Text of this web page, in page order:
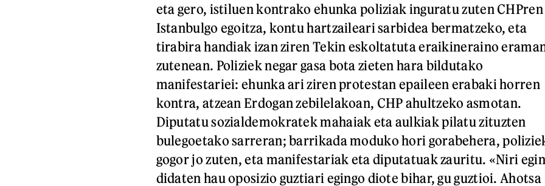
eta gero, istiluen kontrako ehunka poliziak inguratu zuten CHPren
Istanbulgo egoitza, kontu hartzaileari sarbidea bermatzeko, eta
tirabira handiak izan ziren Tekin eskoltatuta eraikineraino
zutenean. Poliziek negar gasa bota zieten hara bildutako
manifestariei: ehunka ari ziren protestan epaileen erabaki horren
kontra, atzean Erdogan zebilelakoan, CHP ahultzeko asmotan.
Diputatu sozialdemokratek mahaiak eta aulkiak pilatu zituzten
bulegoetako sarreran; barrikada moduko hori gorabehera,
gogor jo zuten, eta manifestariak eta diputatuak zauritu. «Niri egin
didaten hau oposizio guztiari egingo diote bihar, gu guztioi. Ahotsa